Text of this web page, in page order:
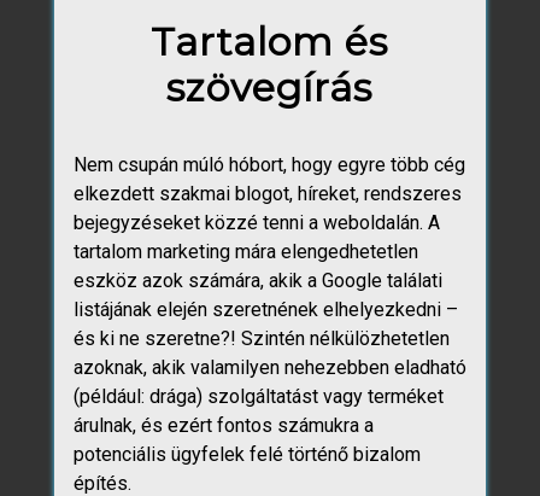
Tartalom és
szövegírás
Nem csupán múló hóbort, hogy egyre több cég
elkezdett szakmai blogot, híreket, rendszeres
bejegyzéseket közzé tenni a weboldalán. A
tartalom marketing mára elengedhetetlen
eszköz azok számára, akik a Google találati
listájának elején szeretnének elhelyezkedni –
és ki ne szeretne?! Szintén nélkülözhetetlen
azoknak, akik valamilyen nehezebben eladható
(például: drága) szolgáltatást vagy terméket
árulnak, és ezért fontos számukra a
potenciális ügyfelek felé történő bizalom
építés.